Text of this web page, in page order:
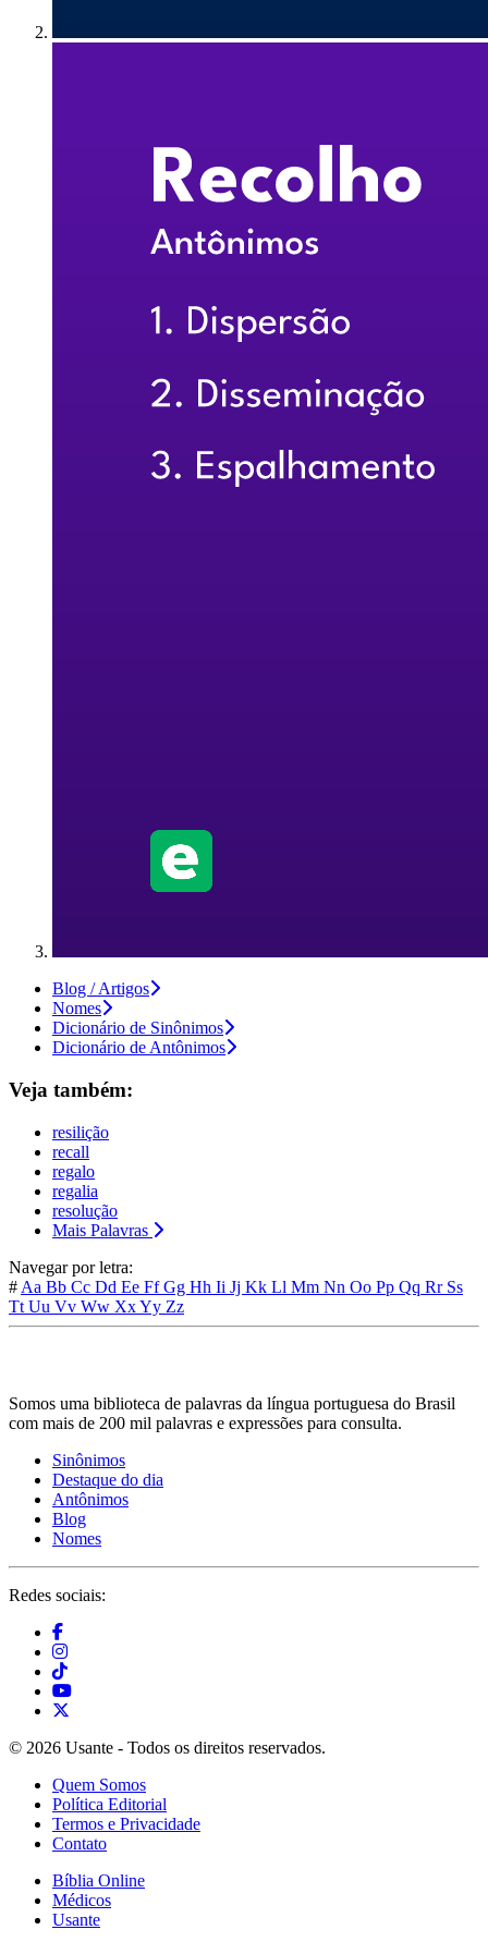
Blog / Artigos
Nomes
Dicionário de Sinônimos
Dicionário de Antônimos
Veja também:
resilição
recall
regalo
regalia
resolução
Mais Palavras
Navegar por letra:
# Aa Bb Cc Dd Ee FfGg Hh Ii Jj Kk Ll Mm Nn Oo Pp Qq Rr Ss
Tt Uu Vv Ww XxYy Zz
Somos uma biblioteca de palavras da língua portuguesa do Brasil
com mais de 200 mil palavras e expressões para consulta.
Sinônimos
Destaque do dia
Antônimos
Blog
Nomes
Redes sociais:
© 2026 Usante - Todos os direitos reservados.
Quem Somos
Política Editorial
Termos e Privacidade
Contato
Bíblia Online
Médicos
Usante